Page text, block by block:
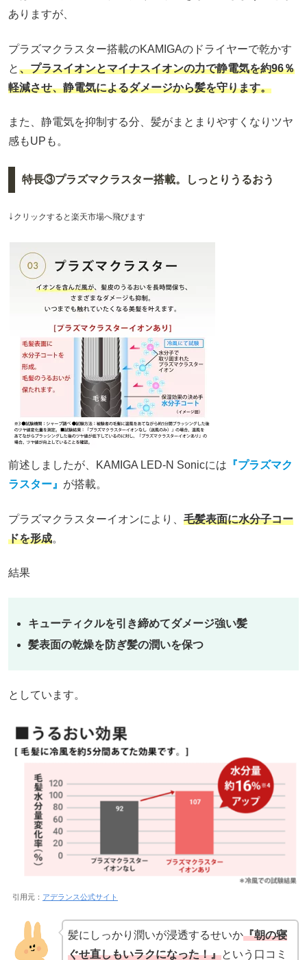
ありますが、
プラズマクラスター搭載のKAMIGAのドライヤーで乾かす
と、プラスイオンとマイナスイオンの力で静電気を約96％
軽減させ、静電気によるダメージから髪を守ります。
また、静電気を抑制する分、髪がまとまりやすくなりツヤ
感もUPも。
特長③プラズマクラスター搭載。しっとりうるおう
↓ クリックすると楽天市場へ飛びます
前述しましたが、KAMIGA LED-N Sonicには 『プラズマク
ラスター』 が搭載。
プラズマクラスターイオンにより、 毛髪表面に水分子コー
ドを形成。
結果
キューティクルを引き締めてダメージ強い髪
髪表面の乾燥を防ぎ髪の潤いを保つ
としています。
引用元： アデランス公式サイト
髪にしっかり潤いが浸透するせいか『朝の寝
ぐせ直しもいラクになった！』という口コミ